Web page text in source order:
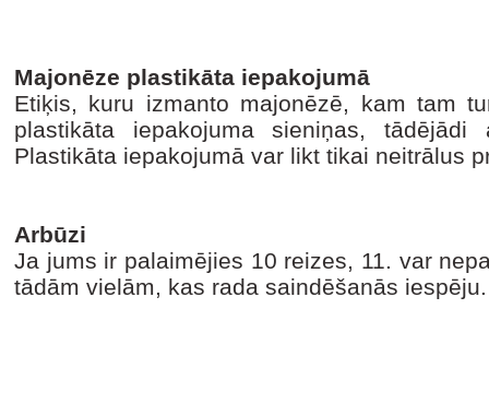
Majonēze plastikāta iepakojumā
Etiķis, kuru izmanto majonēzē, kam tam
plastikāta iepakojuma sieniņas, tādējādi
Plastikāta iepakojumā var likt tikai neitrālus
Arbūzi
Ja jums ir palaimējies 10 reizes, 11. var
tādām vielām, kas rada saindēšanās iespēju.